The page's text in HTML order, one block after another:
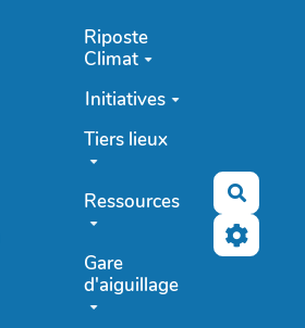
Riposte
Climat
Initiatives
Tiers lieux
Ressources
Gare
d'aiguillage